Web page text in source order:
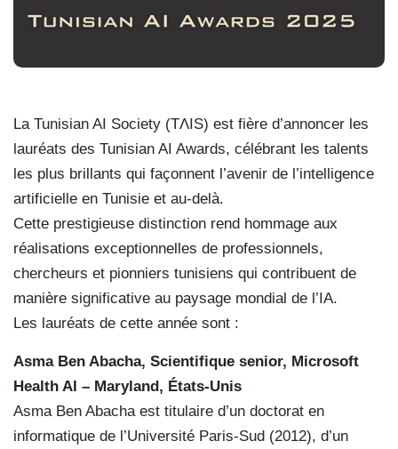
La Tunisian AI Society (TΛIS) est fière d’annoncer les
lauréats des Tunisian AI Awards, célébrant les talents
les plus brillants qui façonnent l’avenir de l’intelligence
artificielle en Tunisie et au-delà.
Cette prestigieuse distinction rend hommage aux
réalisations exceptionnelles de professionnels,
chercheurs et pionniers tunisiens qui contribuent de
manière significative au paysage mondial de l’IA.
Les lauréats de cette année sont :
Asma Ben Abacha, Scientifique senior, Microsoft
Health AI – Maryland, États-Unis
Asma Ben Abacha est titulaire d’un doctorat en
informatique de l’Université Paris-Sud (2012), d’un